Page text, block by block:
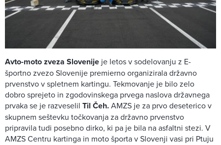
Avto-moto zveza Slovenije je letos v sodelovanju z E-
športno zvezo Slovenije premierno organizirala državno
prvenstvo v spletnem kartingu. Tekmovanje je bilo zelo
dobro sprejeto in zgodovinskega prvega naslova državnega
prvaka se je razveselil Til Čeh.AMZS je za prvo deseterico v
skupnem seštevku točkovanja za državno prvenstvo
pripravila tudi posebno dirko, ki pa je bila na asfaltni stezi. V
AMZS Centru kartinga in moto športa v Slovenji vasi pri Ptuju